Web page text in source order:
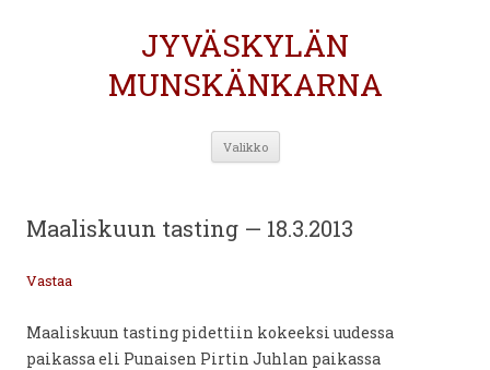
JYVÄSKYLÄN
MUNSKÄNKARNA
Valikko Siirry
Maaliskuun tasting — 18.3.2013
Vastaa
Maaliskuun tasting pidettiin kokeeksi uudessa
paikassa eli Punaisen Pirtin Juhlan paikassa